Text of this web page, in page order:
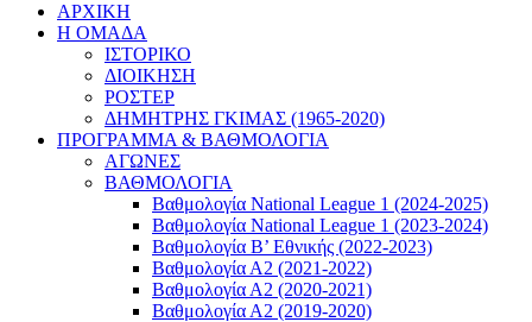
ΑΡΧΙΚΗ
Η ΟΜΑΔΑ
ΙΣΤΟΡΙΚΟ
ΔΙΟΙΚΗΣΗ
ΡΟΣΤΕΡ
ΔΗΜΗΤΡΗΣ ΓΚΙΜΑΣ (1965-2020)
ΠΡΟΓΡΑΜΜΑ & ΒΑΘΜΟΛΟΓΙΑ
ΑΓΩΝΕΣ
ΒΑΘΜΟΛΟΓΙΑ
Βαθμολογία National League 1 (2024-2025)
Βαθμολογία National League 1 (2023-2024)
Βαθμολογία Β’ Εθνικής (2022-2023)
Βαθμολογία Α2 (2021-2022)
Βαθμολογία Α2 (2020-2021)
Βαθμολογία Α2 (2019-2020)